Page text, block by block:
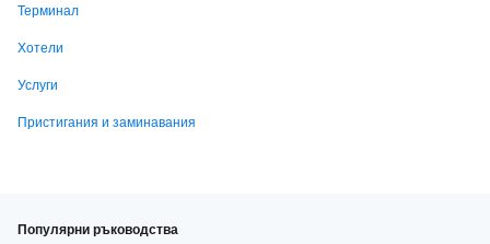
Терминал
Хотели
Услуги
Пристигания и заминавания
Популярни ръководства